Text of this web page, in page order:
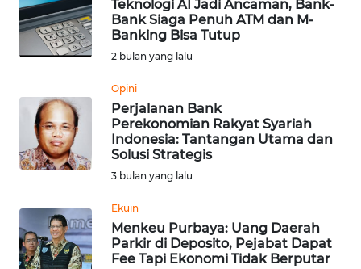
Teknologi AI Jadi Ancaman, Bank-
Bank Siaga Penuh ATM dan M-
Banking Bisa Tutup
2 bulan yang lalu
Opini
Perjalanan Bank
Perekonomian Rakyat Syariah
Indonesia: Tantangan Utama dan
Solusi Strategis
3 bulan yang lalu
Ekuin
Menkeu Purbaya: Uang Daerah
Parkir di Deposito, Pejabat Dapat
Fee Tapi Ekonomi Tidak Berputar
SAINS-TEKNO
INTERNASIONAL
SERBA-SERBI
PENDIDIKAN
OLAHRAGA